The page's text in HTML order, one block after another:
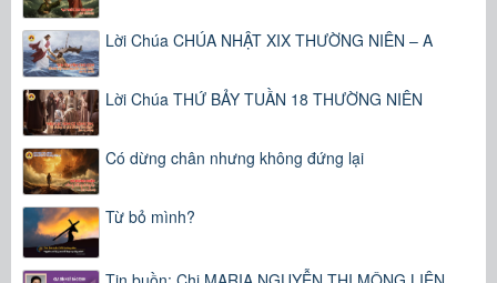
Lời Chúa CHÚA NHẬT XIX THƯỜNG NIÊN – A
Lời Chúa THỨ BẢY TUẦN 18 THƯỜNG NIÊN
Có dừng chân nhưng không đứng lại
Từ bỏ mình?